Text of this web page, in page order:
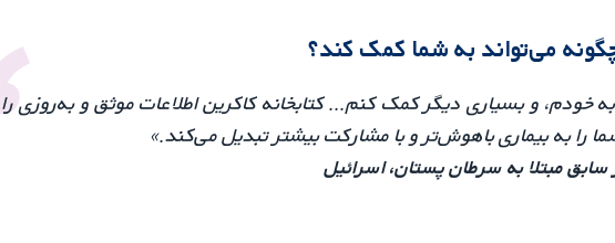
می‌تواند به شما کمک کند؟
خودم، و بسیاری دیگر کمک کنم... کتابخانه کاکرین اطلاعات موثق و به‌روزی را
را به بیماری باهوش‌تر و با مشارکت بیشتر تبدیل می‌کند.»